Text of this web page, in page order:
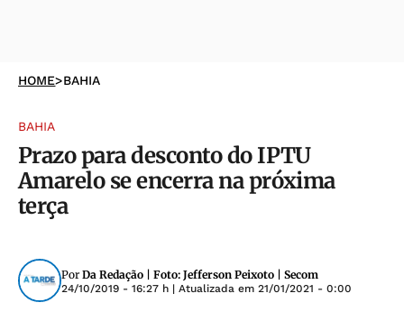
HOME>BAHIA
BAHIA
Prazo para desconto do IPTU
Amarelo se encerra na próxima
terça
Por Da Redação | Foto: Jefferson Peixoto | Secom
24/10/2019 - 16:27 h | Atualizada em 21/01/2021 - 0:00